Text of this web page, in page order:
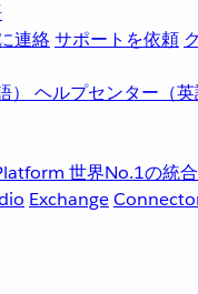
連絡サポートを依頼
） ヘルプセンター（英
世界No.1の統
Exchange